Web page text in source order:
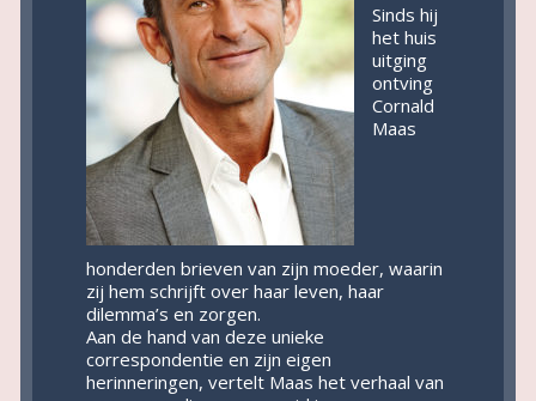
Sinds hij
het huis
uitging
ontving
Cornald
Maas
honderden brieven van zijn moeder, waarin
zij hem schrijft over haar leven, haar
dilemma’s en zorgen.
Aan de hand van deze unieke
correspondentie en zijn eigen
herinneringen, vertelt Maas het verhaal van